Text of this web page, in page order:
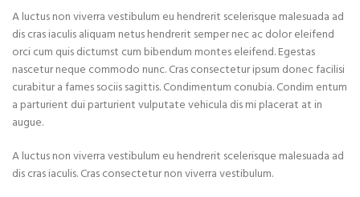
A luctus non viverra vestibulum eu hendrerit scelerisque malesuada ad
dis cras iaculis aliquam netus hendrerit semper nec ac dolor eleifend
orci cum quis dictumst cum bibendum montes eleifend. Egestas
nascetur neque commodo nunc. Cras consectetur ipsum donec facilisi
curabitur a fames sociis sagittis. Condimentum conubia. Condim entum
a parturient dui parturient vulputate vehicula dis mi placerat at in
augue.
A luctus non viverra vestibulum eu hendrerit scelerisque malesuada ad
dis cras iaculis. Cras consectetur non viverra vestibulum.